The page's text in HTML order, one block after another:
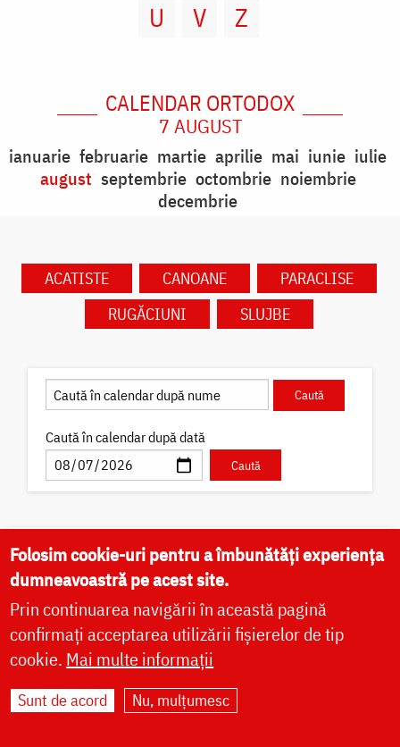
U
V Z
CALENDAR ORTODOX
7 AUGUST
ianuarie februarie martie aprilie mai iunie iulie
august septembrie octombrie noiembrie
decembrie
ACATISTE CANOANE
PARACLISE
RUGĂCIUNI
SLUJBE
Caută în calendar după dată
✝) Sfântul Cuvios Pafnutie –
Pârvu Zugravul
Sfântul Cuvios Pafnutie, vestit iconar cunoscut cu
numele de Pârvu „Mutul”, s-a născut în Câmpulung
Muscel, la 12 octombrie 1657, ca fiu al preotului
Ioan Pârvescu...
Acatist Paraclis Viață
Icoane
Folosim cookie-uri pentru a îmbunătăți experiența
dumneavoastră pe acest site.
Prin continuarea navigării în această pagină
confirmați acceptarea utilizării fișierelor de tip
cookie. Mai multe informații
Sunt de acord Nu, mulțumesc